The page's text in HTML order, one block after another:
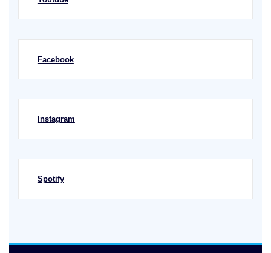
Facebook
Instagram
Spotify